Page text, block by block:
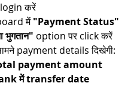
करें​
में "Payment Status"
भुगतान" option पर click करें​
payment details दिखेगी:
payment amount
में transfer date